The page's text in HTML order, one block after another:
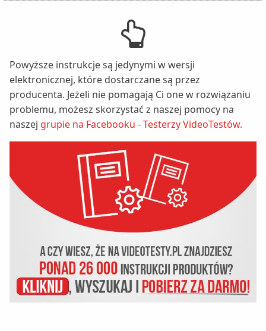
Powyższe instrukcje są jedynymi w wersji
elektronicznej, które dostarczane są przez
producenta. Jeżeli nie pomagają Ci one w rozwiązaniu
problemu, możesz skorzystać z naszej pomocy na
naszej grupie na Facebooku - Testerzy VideoTestów.